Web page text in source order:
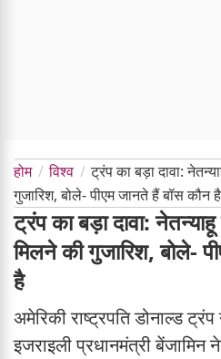
होम विश्व
ट्रंप का बड़ा दावा:
गुजारिश, बोले- पीएम जानते हैं बॉस कौन है
ट्रंप का बड़ा दावा:
मिलने की गुजारिश, बोले-
है
अमेरिकी राष्ट्रपति डोनाल्ड
इजराइली प्रधानमंत्री बेंजामिन